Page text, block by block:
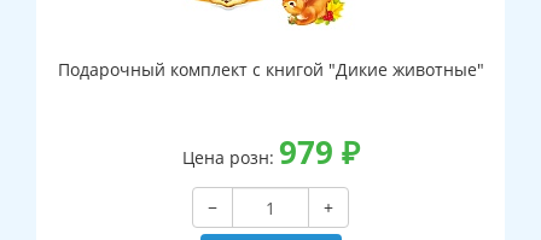
Подарочный комплект с книгой "Дикие животные"
Цена розн: 979 ₽
−
+